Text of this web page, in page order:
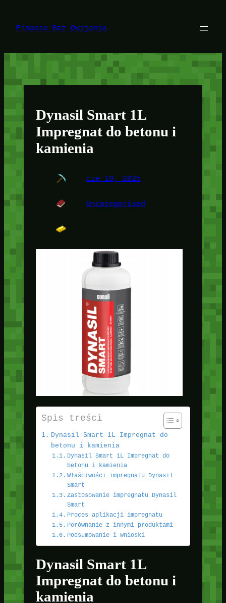
treści
Finanse Bez Owijania
Dynasil Smart 1L
Impregnat do betonu i
kamienia
cze 19, 2025
Uncategorised
Spis treści
Dynasil Smart 1L Impregnat do
betonu i kamienia
Dynasil Smart 1L Impregnat do
betonu i kamienia
Właściwości impregnatu Dynasil
Smart
Zastosowanie impregnatu Dynasil
Smart
Proces aplikacji impregnatu
Porównanie z innymi produktami
Podsumowanie i wnioski
Dynasil Smart 1L
Impregnat do betonu i
kamienia